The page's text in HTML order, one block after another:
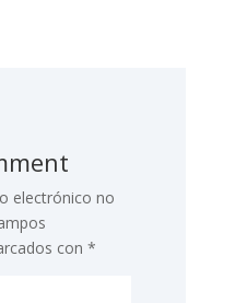
electrónico no
con *